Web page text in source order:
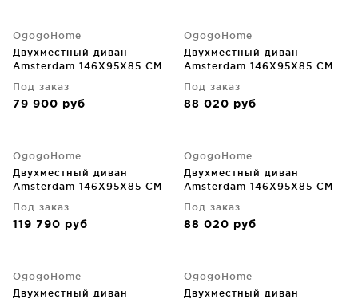
OgogoHome
Двухместный диван
Amsterdam 146X95X85 CM
Под заказ
79 900 руб
OgogoHome
Двухместный диван
Amsterdam 146X95X85 CM
Под заказ
88 020 руб
OgogoHome
Двухместный диван
Amsterdam 146X95X85 CM
Под заказ
119 790 руб
OgogoHome
Двухместный диван
Amsterdam 146X95X85 CM
Под заказ
88 020 руб
OgogoHome
Двухместный диван
OgogoHome
Двухместный диван